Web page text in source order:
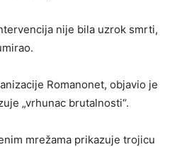
nije bila uzrok smrti,
Romanonet, objavio je
„vrhunac brutalnosti“.
mrežama prikazuje trojicu